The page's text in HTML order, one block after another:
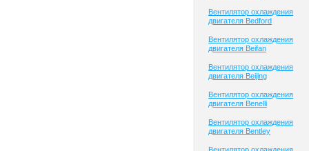
Вентилятор охлаждения
двигателя Bedford
Вентилятор охлаждения
двигателя Beifan
Вентилятор охлаждения
двигателя Beijing
Вентилятор охлаждения
двигателя Benelli
Вентилятор охлаждения
двигателя Bentley